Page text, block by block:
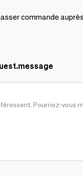
commande